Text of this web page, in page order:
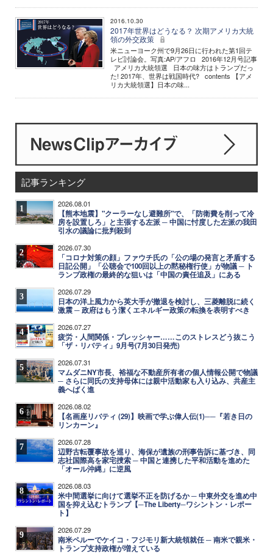
2016.10.30
2017年世界はどうなる？ 次期アメリカ大統
領の外交政策
米ニューヨーク州で9月26日に行われた第1回テ
レビ討論会。写真:AP/アフロ 2016年12月号記事
アメリカ大統領選 日本の味方はトランプだっ
た! 2017年、世界は戦国時代? contents 【アメ
リカ大統領選】日本の味...
記事ランキング
1 2026.08.01
【熊本地震】"クーラーなし避難所"で、「防衛費を削って冷
房を設置しろ」と主張する左派 ─ 中国に忖度した左派の我田
引水の議論に批判殺到
2 2026.07.30
「コロナ対策の顔」ファウチ氏の「公の場の発言と矛盾する
日記公開」「公聴会で100回以上の黙秘権行使」が物議 ─ ト
ランプ政権の最終的な狙いは「中国の責任追及」にある
3 2026.07.29
日本の洋上風力から英大手が撤退を検討し、三菱離脱に続く
激震 ─ 政府はもう潔くエネルギー政策の転換を表明すべき
4 2026.07.27
疲労・人間関係・プレッシャー……このストレスどう抜こう
「ザ・リバティ」9月号(7月30日発売)
5 2026.07.31
マムダニNY市長、裕福な不動産所有者の個人情報公開で物議
─ さらに同氏の支持母体には親中活動家も入り込み、共産主
義へばく進
6 2026.08.02
【名画座リバティ (29)】映画で学ぶ偉人伝(1)──『若き日の
リンカーン』
7 2026.07.28
辺野古転覆事故を巡り、海保が遺族の刑事告訴に基づき、同
志社国際高を家宅捜索 ─ 中国と連携した平和活動を進めた
「オール沖縄」に逆風
8 2026.08.03
米中間選挙に向けて選挙不正を防げるか ─ 中東外交を進め中
国を抑え込むトランプ【─The Liberty─ワシントン・レポー
ト】
9 2026.07.29
南米ペルーでケイコ・フジモリ新大統領就任 ─ 南米で親米・
トランプ支持政権が増えている